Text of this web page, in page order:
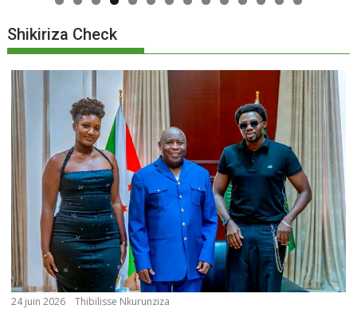
0 1 2 3 4
Shikiriza Check
24 juin 2026 Thibilisse Nkurunziza